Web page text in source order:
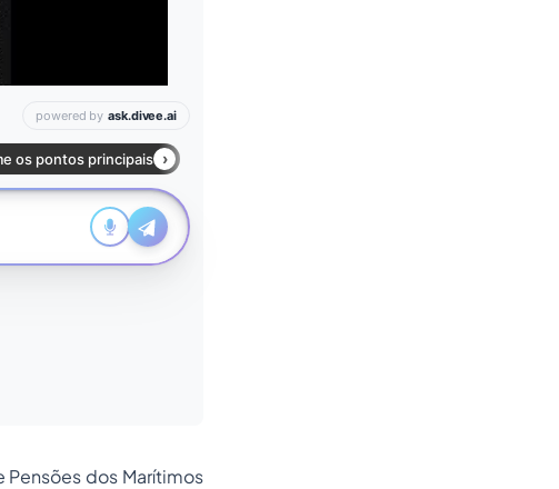
Pensões dos Marítimos